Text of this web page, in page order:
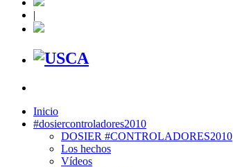
|
Inicio
#dosiercontroladores2010
DOSIER #CONTROLADORES2010
Los hechos
Vídeos